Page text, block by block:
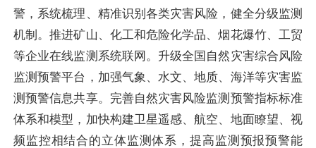
警，系统梳理、精准识别各类灾害风险，健全分级监测
机制。推进矿山、化工和危险化学品、烟花爆竹、工贸
等企业在线监测系统联网。升级全国自然灾害综合风险
监测预警平台，加强气象、水文、地质、海洋等灾害监
测预警信息共享。完善自然灾害风险监测预警指标标准
体系和模型，加快构建卫星遥感、航空、地面瞭望、视
频监控相结合的立体监测体系，提高监测预报预警能